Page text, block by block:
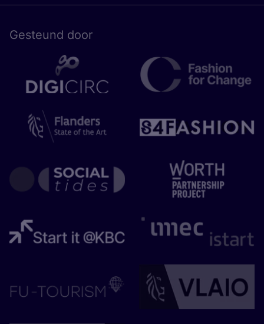
Gesteund door